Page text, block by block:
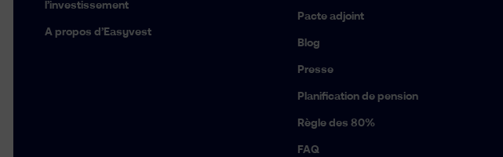
l’investissement
A propos d’Easyvest
Pacte adjoint
Blog
Presse
Planification de pension
Règle des 80%
FAQ